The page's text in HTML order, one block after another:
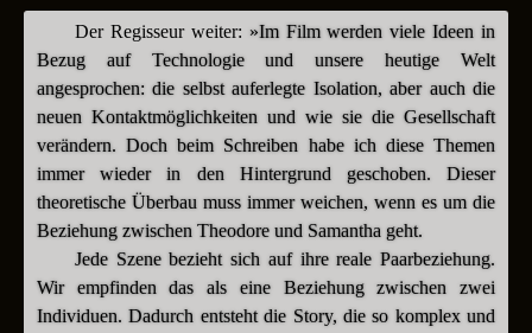
Der Regisseur weiter: »Im Film werden viele Ideen in
Bezug auf Technologie und unsere heutige Welt
angesprochen: die selbst auferlegte Isolation, aber auch die
neuen Kontaktmöglichkeiten und wie sie die Gesellschaft
verändern. Doch beim Schreiben habe ich diese Themen
immer wieder in den Hintergrund geschoben. Dieser
theoretische Überbau muss immer weichen, wenn es um die
Beziehung zwischen Theodore und Samantha geht.
Jede Szene bezieht sich auf ihre reale Paarbeziehung.
Wir empfinden das als eine Beziehung zwischen zwei
Individuen. Dadurch entsteht die Story, die so komplex und